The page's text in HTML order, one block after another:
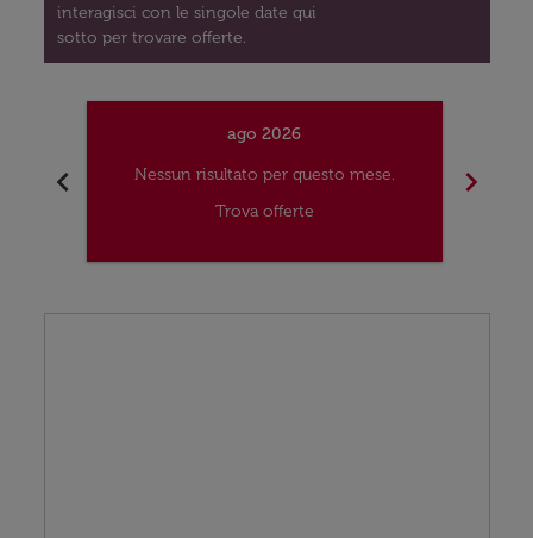
interagisci con le singole date qui
sotto per trovare offerte.
chevron_left
ago 2026
Nessun risultato per questo mese.
Trova offerte
chevron_right